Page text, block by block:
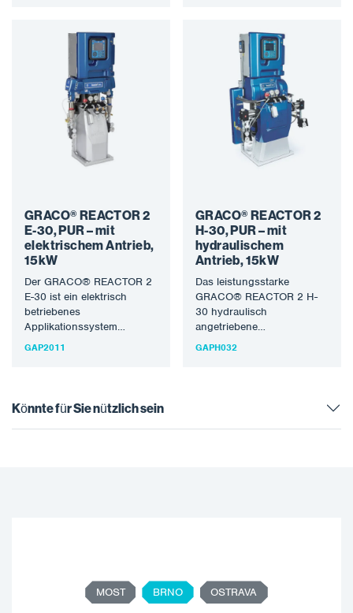
neueste Generation der
Maschinen…
GRACO® REACTOR 2
E-30, PUR – mit
elektrischem Antrieb,
15kW
Der GRACO® REACTOR 2
E-30 ist ein elektrisch
betriebenes
Applikationssystem
mittlerer Leistung zum
GAP2011
GRACO® REACTOR 2
H-30, PUR – mit
hydraulischem
Antrieb, 15kW
Das leistungsstarke
GRACO® REACTOR 2 H-
30 hydraulisch
angetriebene
Applikationssystem zum
GAPH032
Könnte für Sie nützlich sein
MOST BRNO OSTRAVA